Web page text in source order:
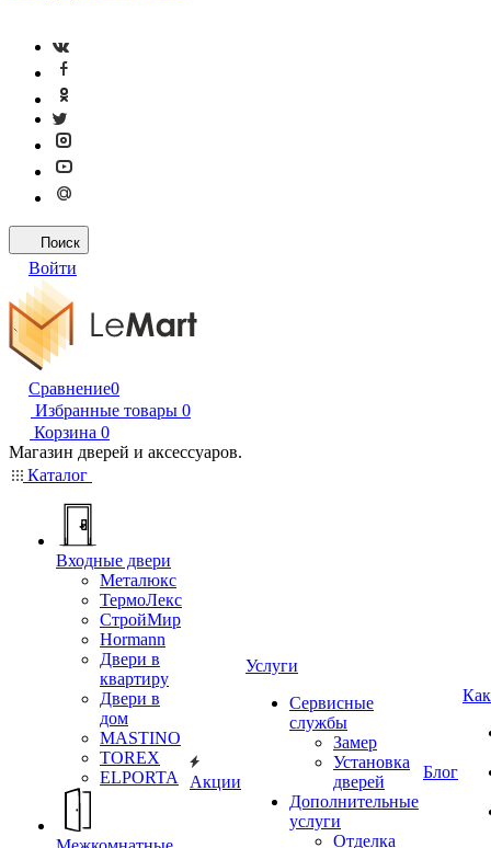
Поиск
Войти
Сравнение0
Избранные товары 0
Корзина 0
Магазин дверей и аксессуаров.
Каталог
Входные двери
Металюкс
ТермоЛекс
СтройМир
Hormann
Двери в
квартиру
Двери в
дом
MASTINO
TOREX
ELPORTA
Акции
Услуги
Сервисные
службы
Замер
Установка
дверей
Дополнительные
услуги
Отделка
Блог